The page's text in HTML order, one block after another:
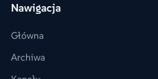
Nawigacja
Główna
Archiwa